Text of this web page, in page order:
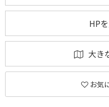
HP
大き
お気